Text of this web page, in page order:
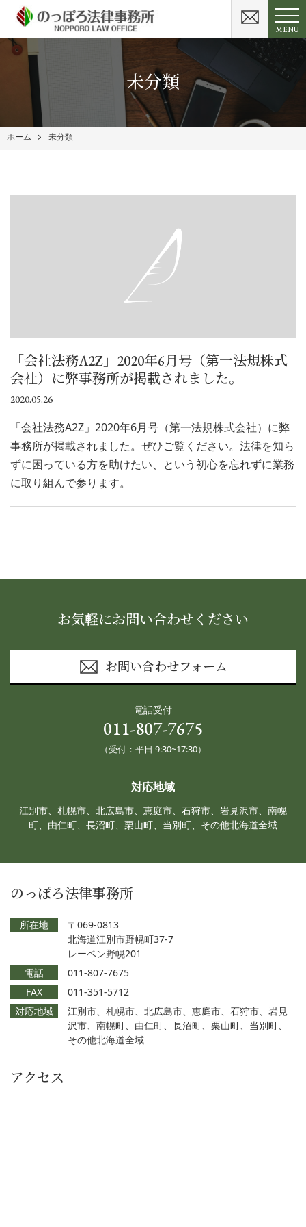
MENU
未分類
ホーム 未分類
「会社法務A2Z」2020年6月号（第一法規株式
会社）に弊事務所が掲載されました。
2020.05.26
「会社法務A2Z」2020年6月号（第一法規株式会社）に弊
事務所が掲載されました。ぜひご覧ください。法律を知ら
ずに困っている方を助けたい、という初心を忘れずに業務
に取り組んで参ります。
お気軽にお問い合わせください
お問い合わせフォーム
電話受付
011-807-7675
（受付：平日 9:30~17:30）
対応地域
江別市、札幌市、北広島市、恵庭市、石狩市、岩見沢市、南幌
町、由仁町、長沼町、栗山町、当別町、その他北海道全域
のっぽろ法律事務所
所在地
〒069-0813
北海道江別市野幌町37-7
レーベン野幌201
電話
011-807-7675
FAX
011-351-5712
対応地域
江別市、札幌市、北広島市、恵庭市、石狩市、岩見
沢市、南幌町、由仁町、長沼町、栗山町、当別町、
その他北海道全域
アクセス